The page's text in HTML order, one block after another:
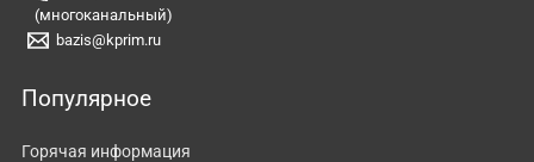
(многоканальный)
bazis@kprim.ru
Популярное
Горячая информация